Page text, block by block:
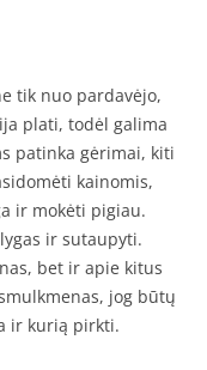
tik nuo pardavėjo,
plati, todėl galima
patinka gėrimai, kiti
kainomis,
ir mokėti pigiau.
ir sutaupyti.
bet ir apie kitus
jog būtų
ir kurią pirkti.